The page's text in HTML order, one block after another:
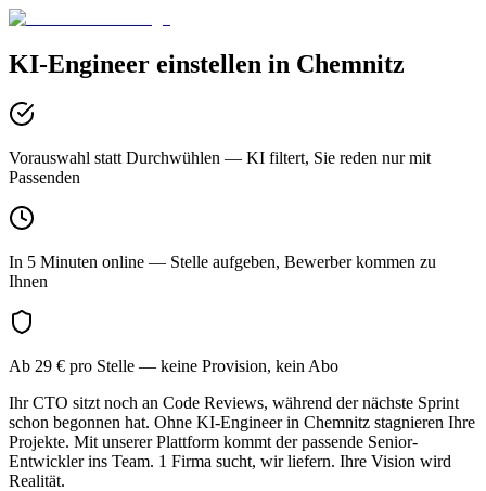
KI-Engineer einstellen in Chemnitz
Vorauswahl statt Durchwühlen — KI filtert, Sie reden nur mit
Passenden
In 5 Minuten online — Stelle aufgeben, Bewerber kommen zu
Ihnen
Ab 29 € pro Stelle — keine Provision, kein Abo
Ihr CTO sitzt noch an Code Reviews, während der nächste Sprint
schon begonnen hat. Ohne KI-Engineer in Chemnitz stagnieren Ihre
Projekte. Mit unserer Plattform kommt der passende Senior-
Entwickler ins Team. 1 Firma sucht, wir liefern. Ihre Vision wird
Realität.